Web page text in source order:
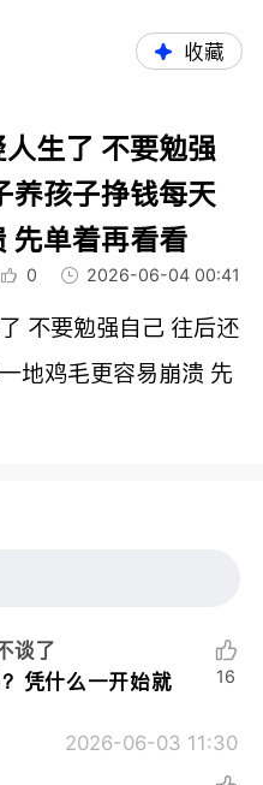
收藏
生了 不要勉强
养孩子挣钱每天
先单着再看看
0 2026-06-04 00:41
不要勉强自己 往后还
地鸡毛更容易崩溃 先
谈了
凭什么一开始就
2026-06-03 11:30
16